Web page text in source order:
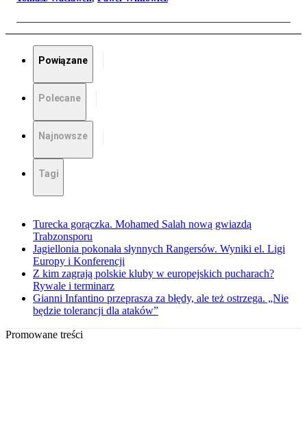
Powiązane
Polecane
Najnowsze
Tagi
Turecka gorączka. Mohamed Salah nową gwiazdą
Trabzonsporu
Jagiellonia pokonała słynnych Rangersów. Wyniki el. Ligi
Europy i Konferencji
Z kim zagrają polskie kluby w europejskich pucharach?
Rywale i terminarz
Gianni Infantino przeprasza za błędy, ale też ostrzega. „Nie
będzie tolerancji dla ataków”
Promowane treści